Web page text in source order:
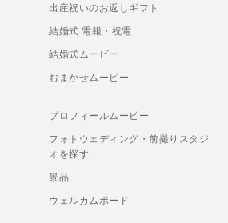
出産祝いのお返しギフト
結婚式 電報・祝電
結婚式ムービー
おまかせムービー
プロフィールムービー
フォトウェディング・前撮りスタジ
オを探す
景品
ウェルカムボード